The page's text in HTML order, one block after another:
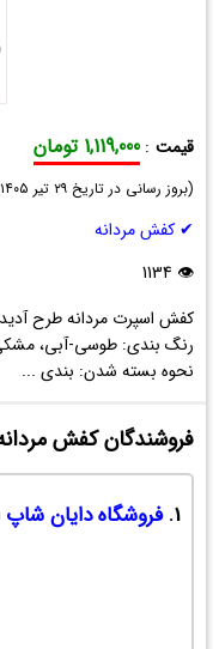
قیمت
کفش
مردانه
آدیداس
اشبالت
: 1,119,000 تومان
(بروز رسانی در تاریخ۲۹ تیر ۱۴۰۵
✔ کفش مردانه
👁 1134
نحوه بسته شدن: بندی ...
فروشندگان کفش
1. فروشگاه دایان شاپ